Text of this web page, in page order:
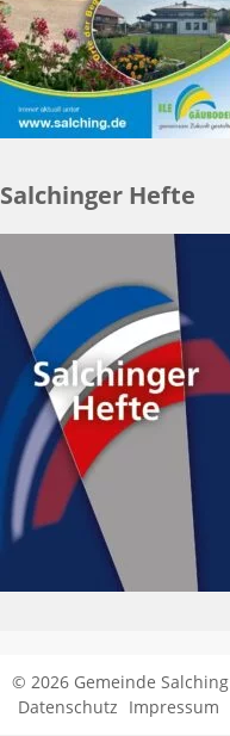
Salchinger Hefte
© 2026 Gemeinde Salching
Datenschutz Impressum